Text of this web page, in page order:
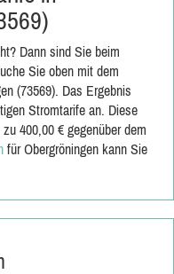
Dann sind Sie beim
Sie oben mit dem
(73569). Das Ergebnis
Stromtarife an. Diese
400,00 € gegenüber dem
für Obergröningen kann Sie